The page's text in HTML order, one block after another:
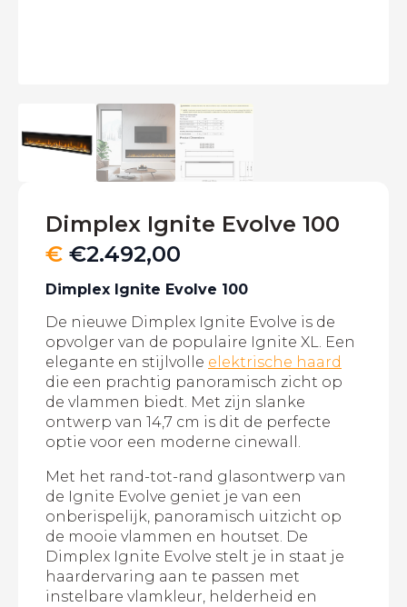
Dimplex Ignite Evolve 100
€ €2.492,00
Dimplex Ignite Evolve 100
De nieuwe Dimplex Ignite Evolve is de
opvolger van de populaire Ignite XL. Een
elegante en stijlvolle elektrische haard
die een prachtig panoramisch zicht op
de vlammen biedt. Met zijn slanke
ontwerp van 14,7 cm is dit de perfecte
optie voor een moderne cinewall.
Met het rand-tot-rand glasontwerp van
de Ignite Evolve geniet je van een
onberispelijk, panoramisch uitzicht op
de mooie vlammen en houtset. De
Dimplex Ignite Evolve stelt je in staat je
haardervaring aan te passen met
instelbare vlamkleur, helderheid en